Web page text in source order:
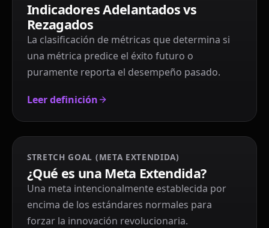
Indicadores Adelantados vs
Rezagados
La clasificación de métricas que determina si
una métrica predice el éxito futuro o
puramente reporta el desempeño pasado.
Leer definición
STRETCH GOAL (META EXTENDIDA)
¿Qué es una Meta Extendida?
Una meta intencionalmente establecida por
encima de los estándares normales para
forzar la innovación revolucionaria.